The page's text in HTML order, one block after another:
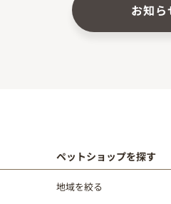
お知ら
ペットショップを探す
地域を絞る